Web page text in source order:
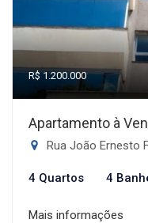
R$ 1.200.000
Apartamento à
Rua João Ernesto
4 Quartos 4
Mais informações